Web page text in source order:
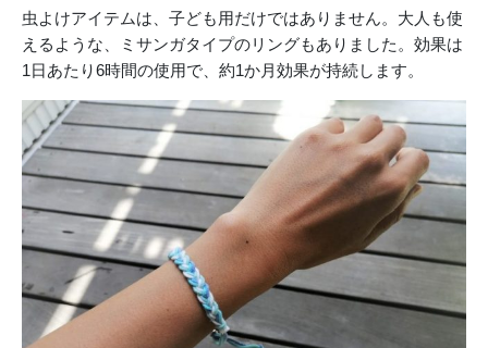
虫よけアイテムは、子ども用だけではありません。大人も使
えるような、ミサンガタイプのリングもありました。効果は
1日あたり6時間の使用で、約1か月効果が持続します。